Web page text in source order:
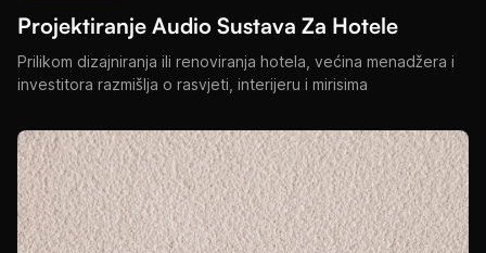
Projektiranje Audio Sustava Za Hotele
Prilikom dizajniranja ili renoviranja hotela, većina menadžera i
investitora razmišlja o rasvjeti, interijeru i mirisima